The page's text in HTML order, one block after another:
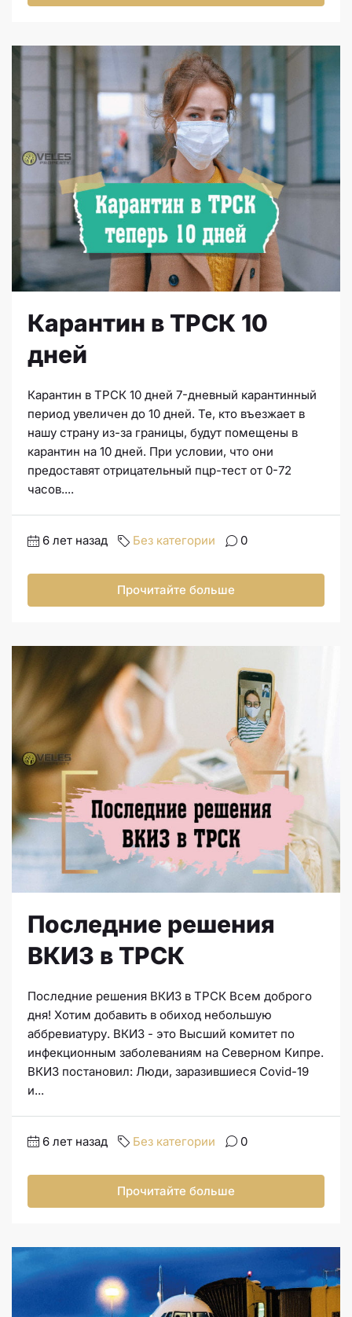
Карантин в ТРСК 10
дней
Карантин в ТРСК 10 дней 7-дневный карантинный
период увеличен до 10 дней. Те, кто въезжает в
нашу страну из-за границы, будут помещены в
карантин на 10 дней. При условии, что они
предоставят отрицательный пцр-тест от 0-72
часов....
6 лет назад Без категории 0
Прочитайте больше
Последние решения
ВКИЗ в ТРСК
Последние решения ВКИЗ в ТРСК Всем доброго
дня! Хотим добавить в обиход небольшую
аббревиатуру. ВКИЗ - это Высший комитет по
инфекционным заболеваниям на Северном Кипре.
ВКИЗ постановил: Люди, заразившиеся Covid-19
и...
6 лет назад Без категории 0
Прочитайте больше